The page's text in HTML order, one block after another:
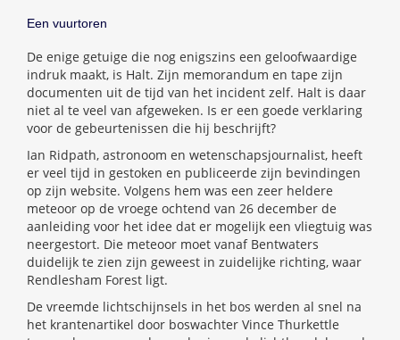
Een vuurtoren
De enige getuige die nog enigszins een geloofwaardige
indruk maakt, is Halt. Zijn memorandum en tape zijn
documenten uit de tijd van het incident zelf. Halt is daar
niet al te veel van afgeweken. Is er een goede verklaring
voor de gebeurtenissen die hij beschrijft?
Ian Ridpath, astronoom en wetenschapsjournalist, heeft
er veel tijd in gestoken en publiceerde zijn bevindingen
op zijn website. Volgens hem was een zeer heldere
meteoor op de vroege ochtend van 26 december de
aanleiding voor het idee dat er mogelijk een vliegtuig was
neergestort. Die meteoor moet vanaf Bentwaters
duidelijk te zien zijn geweest in zuidelijke richting, waar
Rendlesham Forest ligt.
De vreemde lichtschijnsels in het bos werden al snel na
het krantenartikel door boswachter Vince Thurkettle